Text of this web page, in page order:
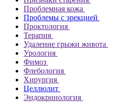
Проблемная кожа
Проблемы с эрекцией
Проктология
Терапия
Удаление грыжи живота
Урология
Фимоз
Флебология
Хирургия
Целлюлит
Эндокринология